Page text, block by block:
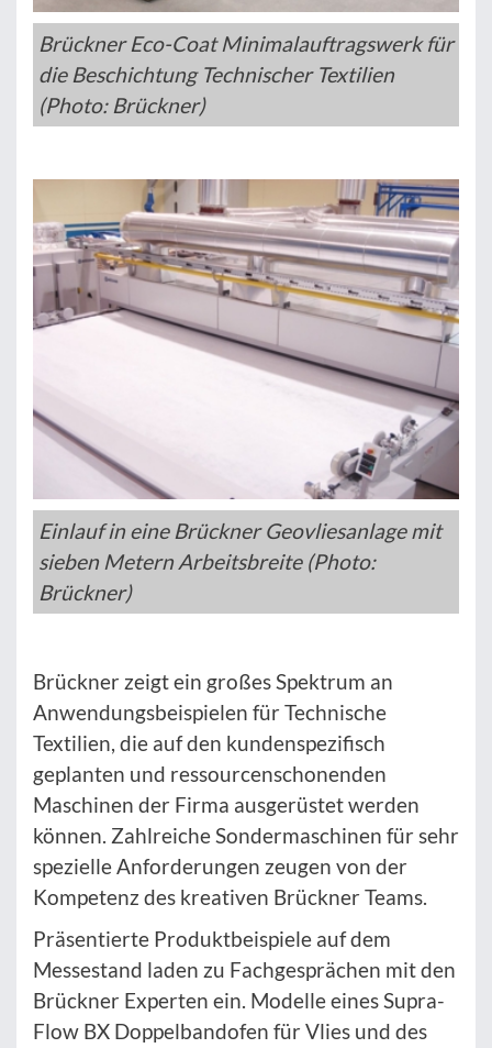
Brückner Eco-Coat Minimalauftragswerk für
die Beschichtung Technischer Textilien
(Photo: Brückner)
Einlauf in eine Brückner Geovliesanlage mit
sieben Metern Arbeitsbreite (Photo:
Brückner)
Brückner zeigt ein großes Spektrum an
Anwendungsbeispielen für Technische
Textilien, die auf den kundenspezifisch
geplanten und ressourcenschonenden
Maschinen der Firma ausgerüstet werden
können. Zahlreiche Sondermaschinen für sehr
spezielle Anforderungen zeugen von der
Kompetenz des kreativen Brückner Teams.
Präsentierte Produktbeispiele auf dem
Messestand laden zu Fachgesprächen mit den
Brückner Experten ein. Modelle eines Supra-
Flow BX Doppelbandofen für Vlies und des